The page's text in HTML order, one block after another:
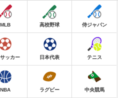
MLB 高校野球 侍ジャパン
ッカー 日本代表 テニス
NBA ラグビー 中央競馬